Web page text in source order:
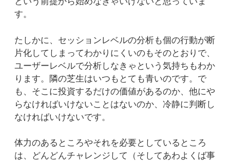
す。
たしかに、セッションレベルの分析も個の行動が断
片化してしまってわかりにくいのもそのとおりで、
ユーザーレベルで分析しなきゃという気持ちもわか
ります。隣の芝生はいつもとても青いのです。で
も、そこに投資するだけの価値があるのか、他にや
らなければいけないことはないのか、冷静に判断し
なければいけないです。
体力のあるところやそれを必要としているところ
は、どんどんチャレンジして（そしてあわよくば事